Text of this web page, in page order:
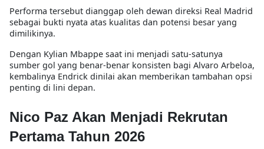
Performa tersebut dianggap oleh dewan direksi Real Madrid
sebagai bukti nyata atas kualitas dan potensi besar yang
dimilikinya.
Dengan Kylian Mbappe saat ini menjadi satu-satunya
sumber gol yang benar-benar konsisten bagi Alvaro Arbeloa,
kembalinya Endrick dinilai akan memberikan tambahan opsi
penting di lini depan.
Nico Paz Akan Menjadi Rekrutan
Pertama Tahun 2026